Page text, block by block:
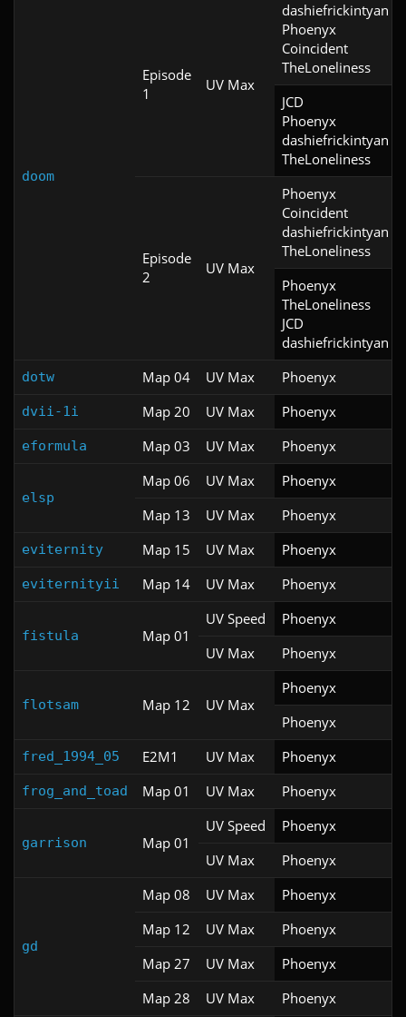
doom
Episode
1
UV Max
dashiefrickintyan
Phoenyx
Coincident
TheLoneliness
JCD
Phoenyx
dashiefrickintyan
TheLoneliness
Episode
2
UV Max
Phoenyx
Coincident
dashiefrickintyan
TheLoneliness
Phoenyx
TheLoneliness
JCD
dashiefrickintyan
dotw Map 04 UV Max Phoenyx
dvii-1i Map 20 UV Max Phoenyx
eformula Map 03 UV Max Phoenyx
elsp
Map 06 UV Max Phoenyx
Map 13
UV Max Phoenyx
eviternity Map 15 UV Max Phoenyx
eviternityii Map 14 UV Max Phoenyx
fistula Map 01
UV Speed Phoenyx
UV Max
Phoenyx
flotsam Map 12 UV Max
Phoenyx
Phoenyx
fred_1994_05 E2M1 UV Max Phoenyx
frog_and_toad Map 01 UV Max Phoenyx
garrison Map 01
UV Speed Phoenyx
UV Max
Phoenyx
gd
Map 08 UV Max Phoenyx
Map 12
UV Max Phoenyx
Map 27
UV Max Phoenyx
Map 28
UV Max Phoenyx